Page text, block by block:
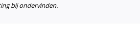
bij ondervinden.